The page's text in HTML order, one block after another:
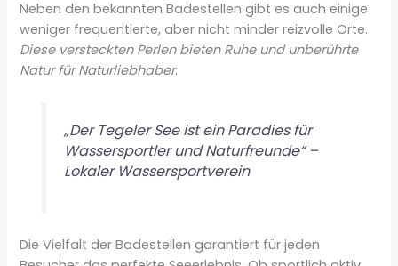
Neben den bekannten Badestellen gibt es auch einige
weniger frequentierte, aber nicht minder reizvolle Orte.
Diese versteckten Perlen bieten Ruhe und unberührte
Natur für Naturliebhaber.
„Der Tegeler See ist ein Paradies für
Wassersportler und Naturfreunde“ –
Lokaler Wassersportverein
Die Vielfalt der Badestellen garantiert für jeden